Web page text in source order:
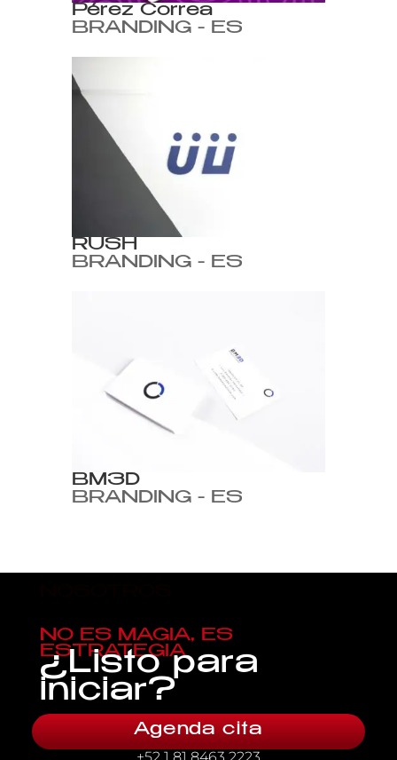
Pérez Correa
BRANDING - ES
RUSH
BRANDING - ES
BM3D
BRANDING - ES
NO ES MAGIA, ES
ESTRATEGIA
¿Listo para
iniciar?
Agenda cita